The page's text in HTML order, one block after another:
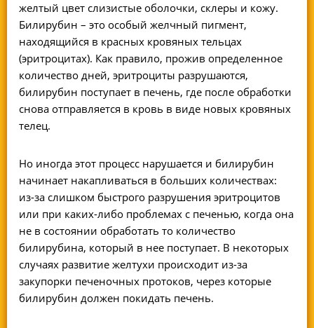
желтый цвет слизистые оболочки, склеры и кожу.
Билирубин – это особый желчный пигмент,
находящийся в красных кровяных тельцах
(эритроцитах). Как правило, прожив определенное
количество дней, эритроциты разрушаются,
билирубин поступает в печень, где после обработки
снова отправляется в кровь в виде новых кровяных
телец.
Но иногда этот процесс нарушается и билирубин
начинает накапливаться в больших количествах:
из-за слишком быстрого разрушения эритроцитов
или при каких-либо проблемах с печенью, когда она
не в состоянии обработать то количество
билирубина, который в нее поступает. В некоторых
случаях развитие желтухи происходит из-за
закупорки печеночных протоков, через которые
билирубин должен покидать печень.